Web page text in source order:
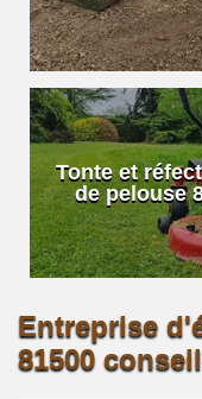
Tonte et
de pelouse
Entreprise
81500